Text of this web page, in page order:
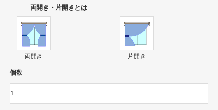
両開き・片開きとは
両開き 片開き
個数